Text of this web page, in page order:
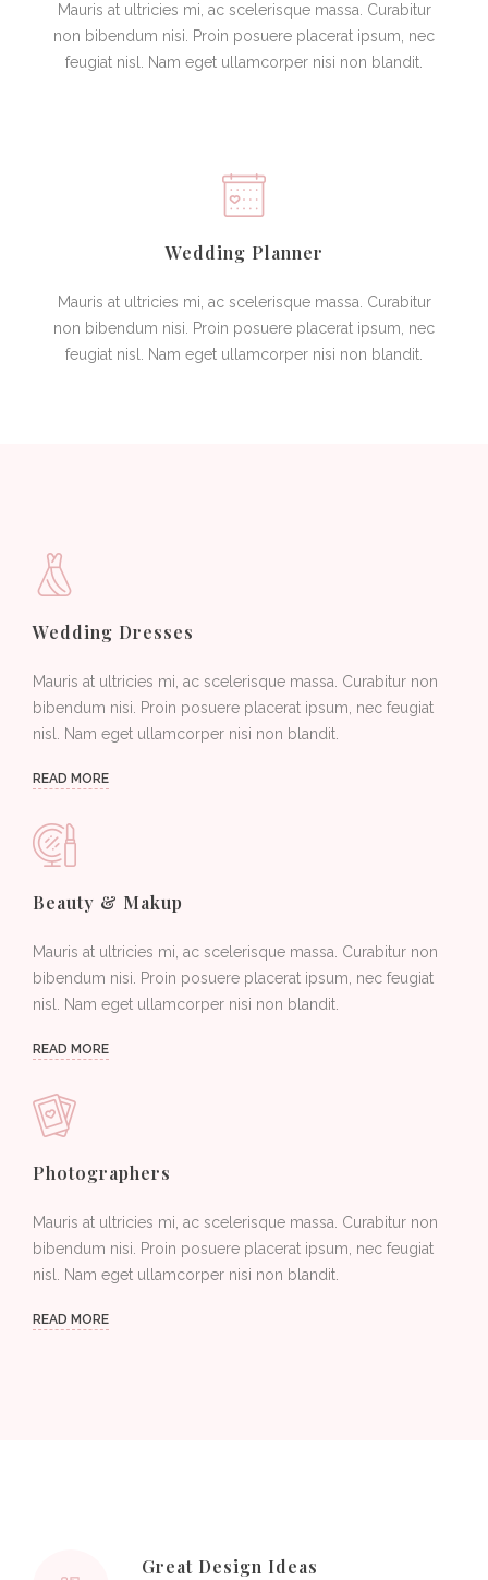
Mauris at ultricies mi, ac scelerisque massa. Curabitur
non bibendum nisi. Proin posuere placerat ipsum, nec
feugiat nisl. Nam eget ullamcorper nisi non blandit.
Wedding Planner
Mauris at ultricies mi, ac scelerisque massa. Curabitur
non bibendum nisi. Proin posuere placerat ipsum, nec
feugiat nisl. Nam eget ullamcorper nisi non blandit.
Wedding Dresses
Mauris at ultricies mi, ac scelerisque massa. Curabitur non
bibendum nisi. Proin posuere placerat ipsum, nec feugiat
nisl. Nam eget ullamcorper nisi non blandit.
READ MORE
Beauty & Makup
Mauris at ultricies mi, ac scelerisque massa. Curabitur non
bibendum nisi. Proin posuere placerat ipsum, nec feugiat
nisl. Nam eget ullamcorper nisi non blandit.
READ MORE
Photographers
Mauris at ultricies mi, ac scelerisque massa. Curabitur non
bibendum nisi. Proin posuere placerat ipsum, nec feugiat
nisl. Nam eget ullamcorper nisi non blandit.
READ MORE
Great Design Ideas